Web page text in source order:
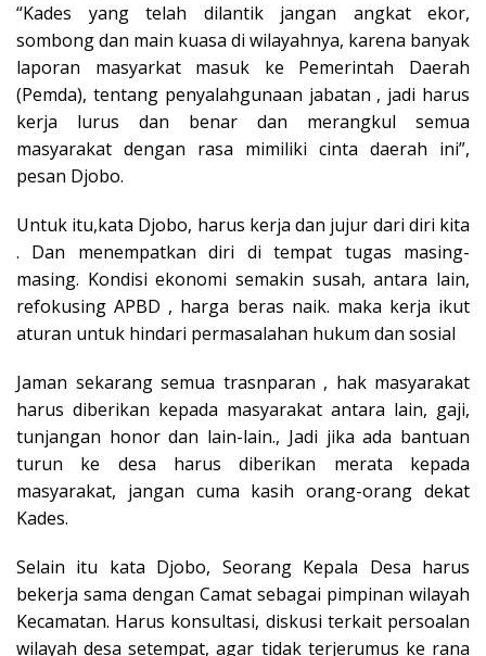
“Kades yang telah dilantik jangan angkat ekor,
sombong dan main kuasa di wilayahnya, karena banyak
laporan masyarkat masuk ke Pemerintah Daerah
(Pemda), tentang penyalahgunaan jabatan , jadi harus
kerja lurus dan benar dan merangkul semua
masyarakat dengan rasa mimiliki cinta daerah ini”,
pesan Djobo.
Untuk itu,kata Djobo, harus kerja dan jujur dari diri kita
. Dan menempatkan diri di tempat tugas masing-
masing. Kondisi ekonomi semakin susah, antara lain,
refokusing APBD , harga beras naik. maka kerja ikut
aturan untuk hindari permasalahan hukum dan sosial
Jaman sekarang semua trasnparan , hak masyarakat
harus diberikan kepada masyarakat antara lain, gaji,
tunjangan honor dan lain-lain., Jadi jika ada bantuan
turun ke desa harus diberikan merata kepada
masyarakat, jangan cuma kasih orang-orang dekat
Kades.
Selain itu kata Djobo, Seorang Kepala Desa harus
bekerja sama dengan Camat sebagai pimpinan wilayah
Kecamatan. Harus konsultasi, diskusi terkait persoalan
wilayah desa setempat, agar tidak terjerumus ke rana